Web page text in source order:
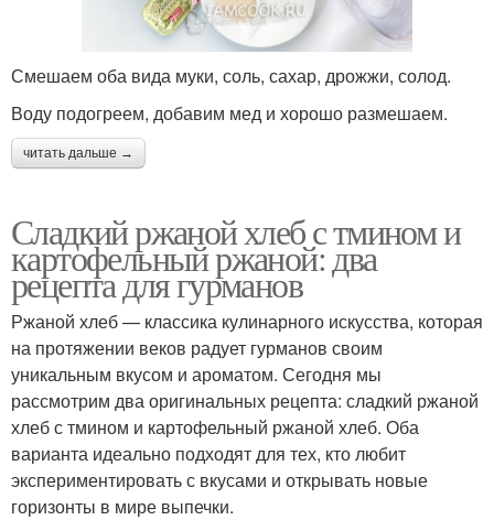
Смешаем оба вида муки, соль, сахар, дрожжи, солод.
Воду подогреем, добавим мед и хорошо размешаем.
читать дальше →
Сладкий ржаной хлеб с тмином и
картофельный ржаной: два
рецепта для гурманов
Ржаной хлеб — классика кулинарного искусства, которая
на протяжении веков радует гурманов своим
уникальным вкусом и ароматом. Сегодня мы
рассмотрим два оригинальных рецепта: сладкий ржаной
хлеб с тмином и картофельный ржаной хлеб. Оба
варианта идеально подходят для тех, кто любит
экспериментировать с вкусами и открывать новые
горизонты в мире выпечки.